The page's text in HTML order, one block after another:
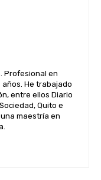
Profesional en
He trabajado
entre ellos Diario
Quito e
maestría en